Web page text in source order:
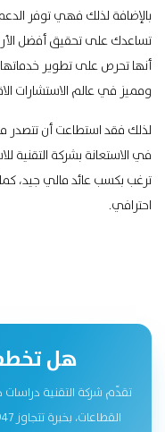
بالإضافة لذلك فهي توفر
تساعدك على تحقيق أفضل
أنها تحرص على تطوير
ومميز في عالم الاستشارات
لذلك فقد استطاعت أن تتصدر
في الاستعانة بشركة التقنية
ترغب بكسب عائد مالي جيد،
احترافي.
هل
تقدّم شركة التقنية